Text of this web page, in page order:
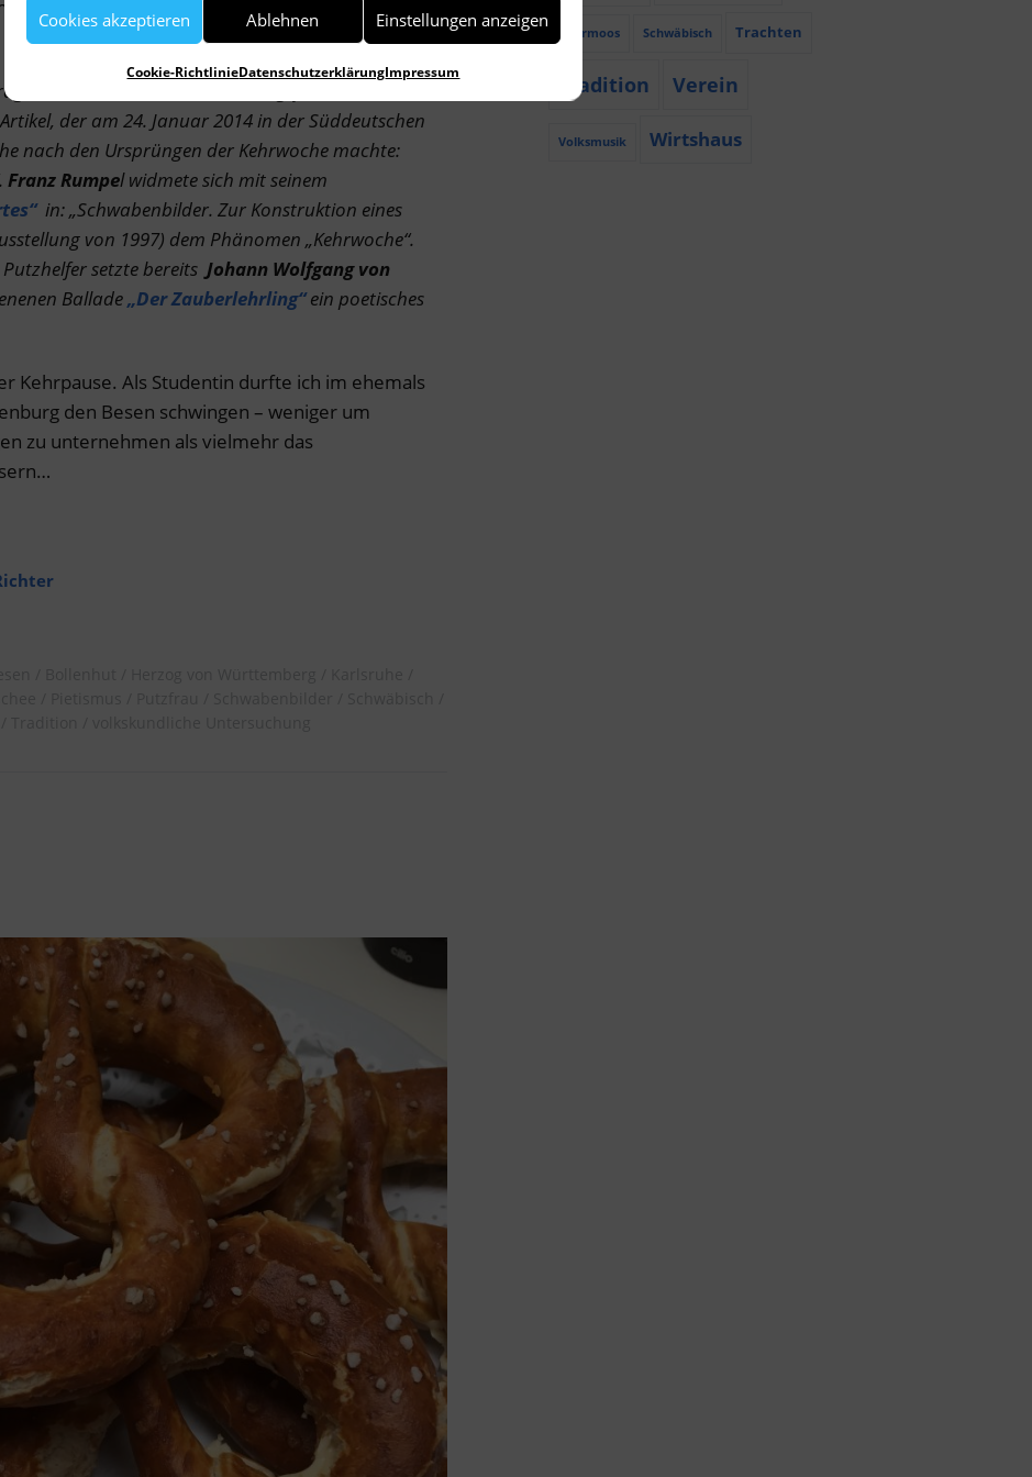
Cookies akzeptieren Ablehnen Einstellungen anzeigen
Cookie-RichtlinieDatenschutzerklärungImpressum
mich doch auf der Straße mit einem Besen
hat mich neben der Geburtstagsfeier auch
der am 24. Januar 2014 in der Süddeutschen
nach den Ursprüngen der Kehrwoche machte:
Franz Rumpel widmete sich mit seinem
in: „Schwabenbilder. Zur Konstruktion eines
von 1997) dem Phänomen „Kehrwoche“.
setzte bereits Johann Wolfgang von
Ballade„Der Zauberlehrling“ein poetisches
Kehrpause. Als Studentin durfte ich im ehemals
den Besen schwingen – weniger um
zu unternehmen als vielmehr das
Röhrmoos Schwäbisch Trachten
Tradition Verein
Volksmusik Wirtshaus